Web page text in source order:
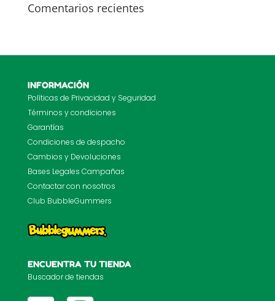
Comentarios recientes
INFORMACIÓN
Políticas de Privacidad y Seguridad
Términos y condiciones
Garantías
Condiciones de despacho
Cambios y Devoluciones
Bases Legales Campañas
Contactar con nosotros
Club BubbleGummers
ENCUENTRA TU TIENDA
Buscador de tiendas